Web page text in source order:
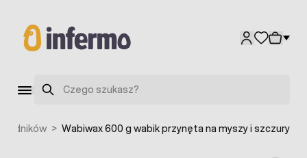
Szukaj
> Wabiwax 600 g wabik przynęta na myszy i szczury